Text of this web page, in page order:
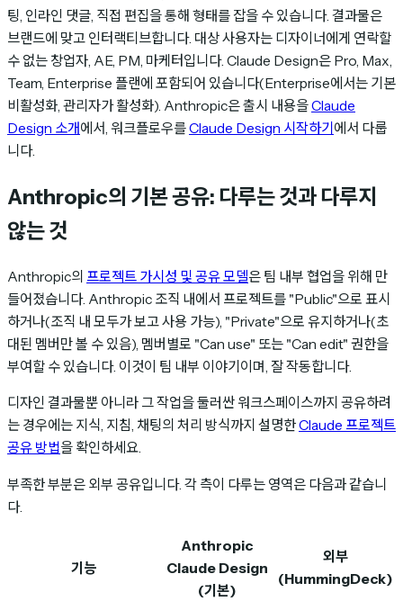
팅, 인라인 댓글, 직접 편집을 통해 형태를 잡을 수 있습니다. 결과물은
브랜드에 맞고 인터랙티브합니다. 대상 사용자는 디자이너에게 연락할
수 없는 창업자, AE, PM, 마케터입니다. Claude Design은 Pro, Max,
Team, Enterprise 플랜에 포함되어 있습니다(Enterprise에서는 기본
비활성화, 관리자가 활성화). Anthropic은 출시 내용을Claude
Design 소개에서, 워크플로우를Claude Design 시작하기 에서 다룹
니다.
Anthropic의 기본 공유: 다루는 것과 다루지
않는 것
Anthropic의 프로젝트 가시성 및 공유 모델은 팀 내부 협업을 위해 만
들어졌습니다. Anthropic 조직 내에서 프로젝트를 "Public"으로 표시
하거나(조직 내 모두가 보고 사용 가능), "Private"으로 유지하거나(초
대된 멤버만 볼 수 있음), 멤버별로 "Can use" 또는 "Can edit" 권한을
부여할 수 있습니다. 이것이 팀 내부 이야기이며, 잘 작동합니다.
디자인 결과물뿐 아니라 그 작업을 둘러싼 워크스페이스까지 공유하려
는 경우에는 지식, 지침, 채팅의 처리 방식까지 설명한Claude 프로젝트
공유 방법을 확인하세요.
부족한 부분은 외부 공유입니다. 각 측이 다루는 영역은 다음과 같습니
다.
기능
Anthropic
Claude Design
(기본)
외부
(HummingDeck)